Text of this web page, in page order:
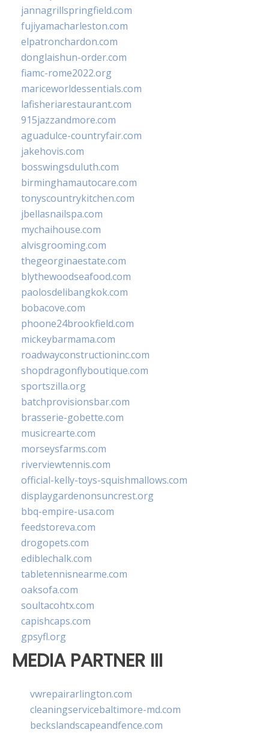
jannagrillspringfield.com
fujiyamacharleston.com
elpatronchardon.com
donglaishun-order.com
fiamc-rome2022.org
mariceworldessentials.com
lafisheriarestaurant.com
915jazzandmore.com
aguadulce-countryfair.com
jakehovis.com
bosswingsduluth.com
birminghamautocare.com
tonyscountrykitchen.com
jbellasnailspa.com
mychaihouse.com
alvisgrooming.com
thegeorginaestate.com
blythewoodseafood.com
paolosdelibangkok.com
bobacove.com
phoone24brookfield.com
mickeybarmama.com
roadwayconstructioninc.com
shopdragonflyboutique.com
sportszilla.org
batchprovisionsbar.com
brasserie-gobette.com
musicrearte.com
morseysfarms.com
riverviewtennis.com
official-kelly-toys-squishmallows.com
displaygardenonsuncrest.org
bbq-empire-usa.com
feedstoreva.com
drogopets.com
ediblechalk.com
tabletennisnearme.com
oaksofa.com
soultacohtx.com
capishcaps.com
gpsyfl.org
MEDIA PARTNER III
vwrepairarlington.com
cleaningservicebaltimore-md.com
beckslandscapeandfence.com